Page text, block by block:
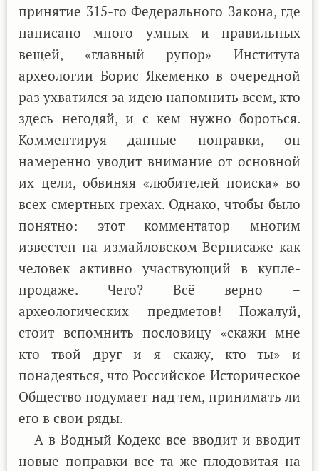
принятие 315-го Федерального Закона, где
написано много умных и правильных
вещей, «главный рупор» Института
археологии Борис Якеменко в очередной
раз ухватился за идею напомнить всем, кто
здесь негодяй, и с кем нужно бороться.
Комментируя данные поправки, он
намеренно уводит внимание от основной
их цели, обвиняя «любителей поиска» во
всех смертных грехах. Однако, чтобы было
понятно: этот комментатор многим
известен на измайловском Вернисаже как
человек активно участвующий в купле-
продаже. Чего? Всё верно –
археологических предметов! Пожалуй,
стоит вспомнить пословицу «скажи мне
кто твой друг и я скажу, кто ты» и
понадеяться, что Российское Историческое
Общество подумает над тем, принимать ли
его в свои ряды.
А в Водный Кодекс все вводит и вводит
новые поправки все та же плодовитая на